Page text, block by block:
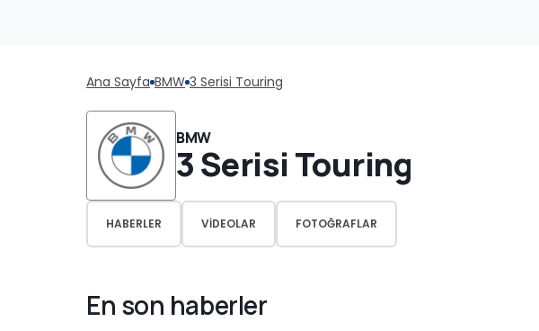
Ana Sayfa BMW 3 Serisi Touring
BMW
3 Serisi Touring
HABERLER VIDEOLAR FOTOĞRAFLAR
En son haberler